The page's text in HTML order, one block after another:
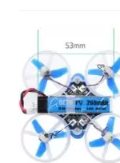
Mitä on FPV?
Ohjeet
Beta65 –